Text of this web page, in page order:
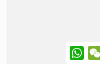
W
h